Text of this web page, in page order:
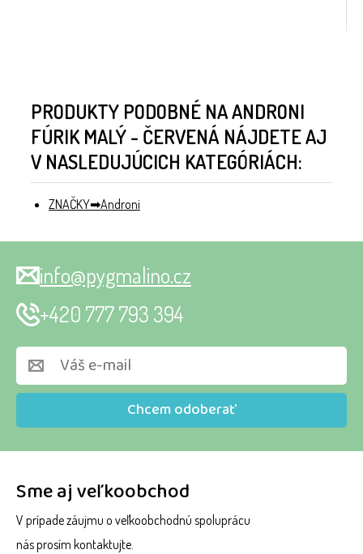
PRODUKTY PODOBNÉ NA ANDRONI
FÚRIK MALÝ - ČERVENÁ NÁJDETE AJ
V NASLEDUJÚCICH KATEGÓRIÁCH:
ZNAČKY Androni
Sme aj veľkoobchod
V prípade záujmu o veľkoobchodnú spoluprácu
nás prosím kontaktujte.
Chcem odoberať
info@pygmalino.cz
+420 777 793 394